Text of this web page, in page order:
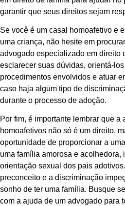
garantir que seus direitos sejam
Se você é um casal homoafetivo e
uma criança, não hesite em
advogado especializado em direito
esclarecer suas dúvidas, orientá-
procedimentos envolvidos e atuar
caso haja algum tipo de
durante o processo de adoção.
Por fim, é importante lembrar que a
homoafetivos não só é um direito,
oportunidade de proporcionar a
uma família amorosa e acolhedora,
orientação sexual dos pais
preconceito e a discriminação
sonho de ter uma família. Busque
com a ajuda de um advogado para